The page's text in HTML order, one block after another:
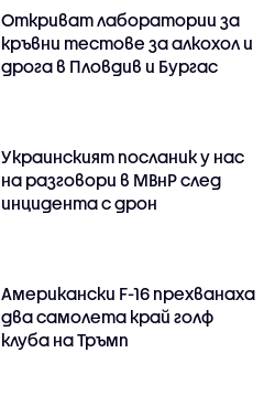
Откриват лаборатории за
кръвни тестове за алкохол и
дрога в Пловдив и Бургас
Украинският посланик у нас
на разговори в МВнР след
инцидента с дрон
Американски F-16 прехванаха
два самолета край голф
клуба на Тръмп